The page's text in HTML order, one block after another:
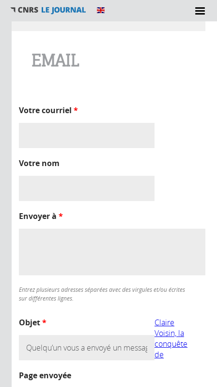
EMAIL
Votre courriel *
Votre nom
Envoyer à *
Entrez plusieurs adresses séparées avec des virgules et/ou écrites
sur différentes lignes.
Objet*
Page envoyée
Claire
Voisin, la
conquête
de